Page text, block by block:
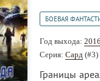
БОЕВАЯ
Год выхода: 2016
Серия: Сард (#3)
Границы